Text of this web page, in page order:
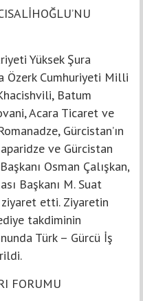
Yüksek Şura
Özerk Cumhuriyeti Milli
Batum
Acara Ticaret ve
Gürcistan’ın
ve Gürcistan
Osman Çalışkan,
Başkanı M. Suat
ziyaret etti. Ziyaretin
takdiminin
Türk – Gürcü İş
FORUMU